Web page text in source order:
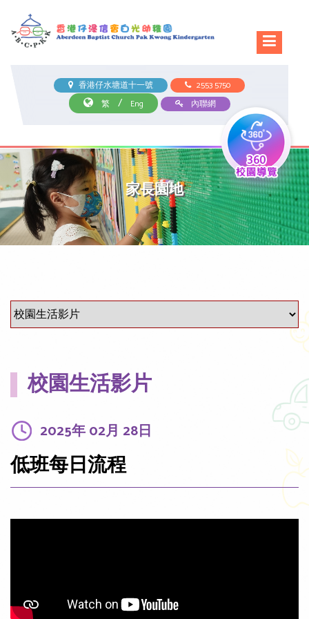
香港仔水塘道十一號
2553 5750
繁
/ Eng 內聯網
家長園地
校園生活影片
2025年 02月 28日
低班每日流程